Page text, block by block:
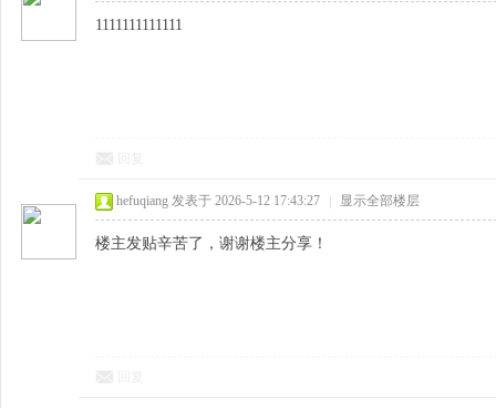
1111111111111
hefuqiang 发表于 2026-5-12 17:43:27 显示全部楼层
楼主发贴辛苦了，谢谢楼主分享！